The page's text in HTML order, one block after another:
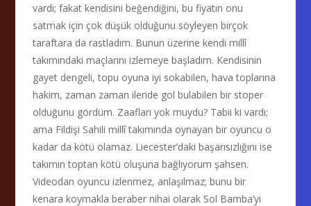
vardı; fakat kendisini beğendiğini, bu fiyatın onu
satmak için çok düşük olduğunu söyleyen birçok
taraftara da rastladım. Bunun üzerine kendi millî
takımındaki maçlarını izlemeye başladım. Kendisinin
gayet dengeli, topu oyuna iyi sokabilen, hava toplarına
hakim, zaman zaman ileride gol bulabilen bir stoper
olduğunu gördüm. Zaafları yok muydu? Tabii ki vardı;
ama Fildişi Sahili millî takımında oynayan bir oyuncu o
kadar da kötü olamaz. Liecester’daki başarısızlığını ise
takımın toptan kötü oluşuna bağlıyorum şahsen.
Videodan oyuncu izlenmez, anlaşılmaz; bunu bir
kenara koymakla beraber nihai olarak Sol Bamba’yı